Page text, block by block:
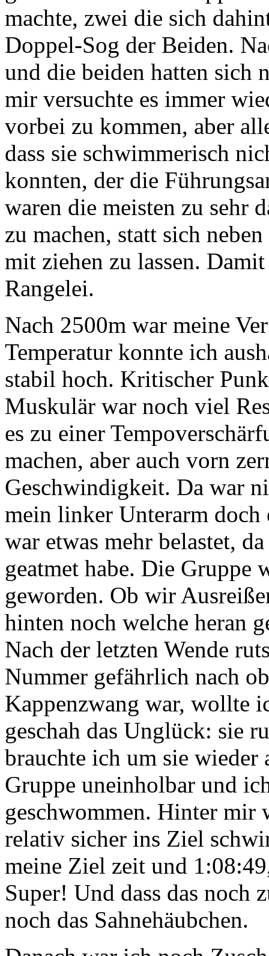
machte, zwei die sich
Doppel-Sog der Beiden.
und die beiden hatten sich
mir versuchte es immer
vorbei zu kommen, aber
dass sie schwimmerisch
konnten, der die
waren die meisten zu sehr
zu machen, statt sich
mit ziehen zu lassen.
Rangelei.
Nach 2500m war meine
Temperatur konnte ich
stabil hoch. Kritischer
Muskulär war noch viel
es zu einer
machen, aber auch vorn
Geschwindigkeit. Da war
mein linker Unterarm doch
war etwas mehr belastet,
geatmet habe. Die Gruppe
geworden. Ob wir
hinten noch welche heran
Nach der letzten Wende
Nummer gefährlich nach
Kappenzwang war, wollte
geschah das Unglück: sie
brauchte ich um sie wieder
Gruppe uneinholbar und
geschwommen. Hinter mir
relativ sicher ins Ziel
meine Ziel zeit und
Super! Und dass das noch
noch das Sahnehäubchen.